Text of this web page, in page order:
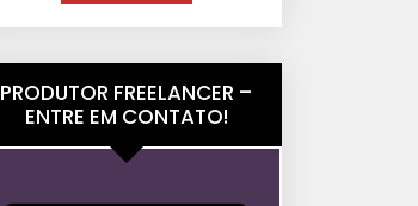
PRODUTOR FREELANCER –
ENTRE EM CONTATO!